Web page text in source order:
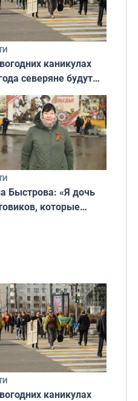
каникулах
северяне будут
11 дней
Быстрова: «Я дочь
которые
каникулах